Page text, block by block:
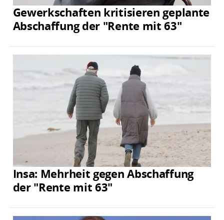
Gewerkschaften kritisieren geplante
Abschaffung der "Rente mit 63"
Insa: Mehrheit gegen Abschaffung
der "Rente mit 63"